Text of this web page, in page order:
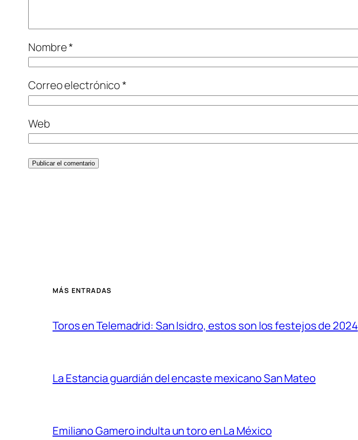
Nombre*
Correo electrónico*
Web
MÁS ENTRADAS
Toros en Telemadrid: San Isidro, estos son los festejos de 2024
La Estancia guardián del encaste mexicano San Mateo
Emiliano Gamero indulta un toro en La México